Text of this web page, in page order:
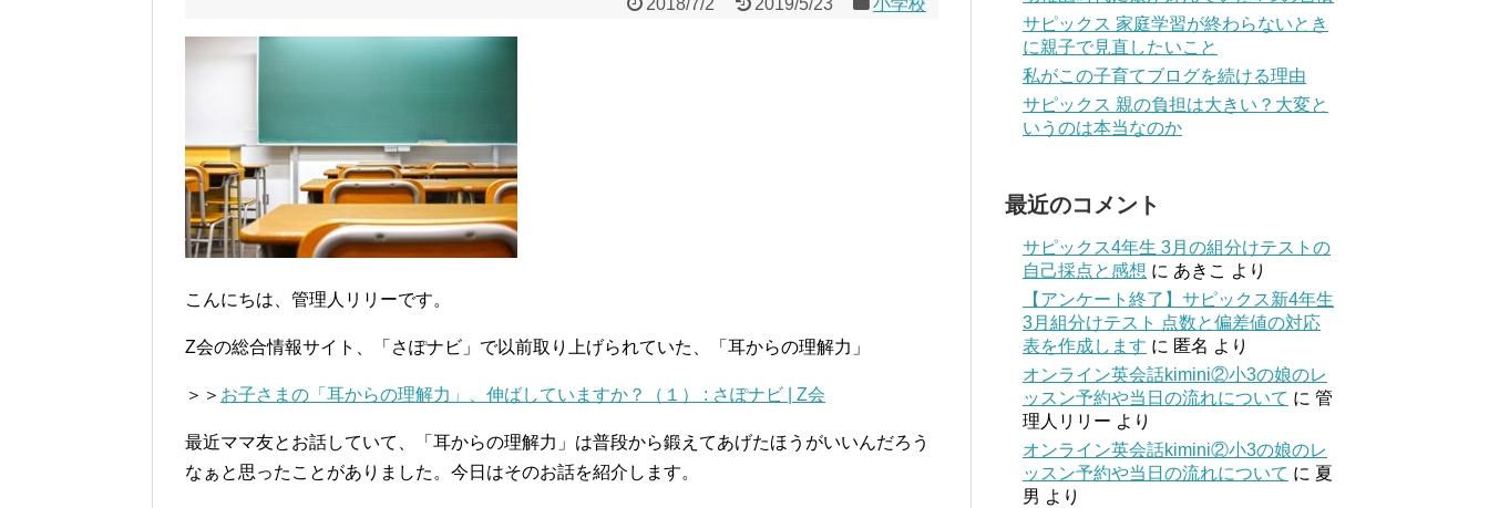
2018/7/2 2019/5/23 小学校
こんにちは、管理人リリーです。
Z会の総合情報サイト、「さぽナビ」で以前取り上げられていた、「耳からの理解力」
＞＞ お子さまの「耳からの理解力」、伸ばしていますか？（１） : さぽナビ | Z会
最近ママ友とお話していて、「耳からの理解力」は普段から鍛えてあげたほうがいいんだろう
なぁと思ったことがありました。今日はそのお話を紹介します。
サピックス 家庭学習が終わらないとき
に親子で見直したいこと
私がこの子育てブログを続ける理由
サピックス 親の負担は大きい？大変と
いうのは本当なのか
最近のコメント
サピックス4年生 3月の組分けテストの
自己採点と感想 に あきこ より
【アンケート終了】サピックス新4年生
3月組分けテスト 点数と偏差値の対応
表を作成します に 匿名 より
オンライン英会話kimini②小3の娘のレ
ッスン予約や当日の流れについて に 管
理人リリー より
オンライン英会話kimini②小3の娘のレ
ッスン予約や当日の流れについて に 夏
男 より